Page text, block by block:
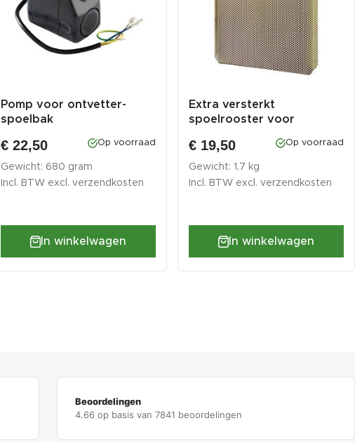
Pomp voor ontvetter-
spoelbak
€ 22,50 Op voorraad
Gewicht: 680 gram
Incl. BTW excl.verzendkosten
In winkelwagen
Extra versterkt
spoelrooster voor
€ 19,50 Op voorraad
Gewicht: 1,7 kg
Incl. BTW excl.verzendkosten
In winkelwagen
Beoordelingen
4.66 op basis van 7841 beoordelingen